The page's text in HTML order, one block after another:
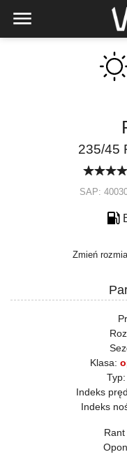
235/45
SAP:
Zmień
Klasa:
Typ:
Indeks
Indeks